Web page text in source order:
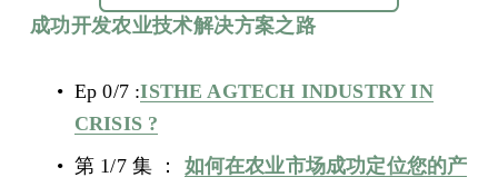
成功开发农业技术解决方案之路
Ep 0/7 :ISTHE AGTECH INDUSTRY IN
CRISIS ?
第 1/7 集 ： 如何在农业市场成功定位您的产